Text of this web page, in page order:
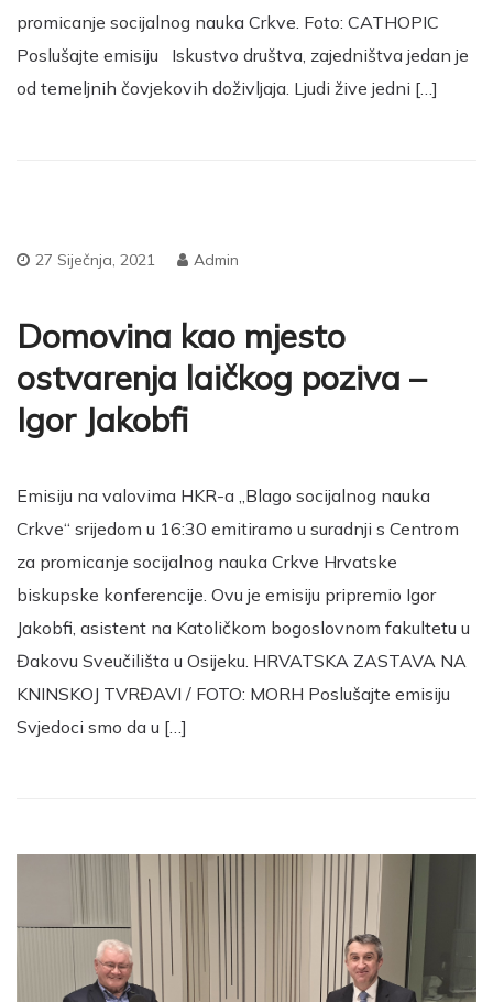
promicanje socijalnog nauka Crkve. Foto: CATHOPIC
Poslušajte emisiju Iskustvo društva, zajedništva jedan je
od temeljnih čovjekovih doživljaja. Ljudi žive jedni […]
27 Siječnja, 2021 Admin
Domovina kao mjesto
ostvarenja laičkog poziva –
Igor Jakobfi
Emisiju na valovima HKR-a „Blago socijalnog nauka
Crkve“ srijedom u 16:30 emitiramo u suradnji s Centrom
za promicanje socijalnog nauka Crkve Hrvatske
biskupske konferencije. Ovu je emisiju pripremio Igor
Jakobfi, asistent na Katoličkom bogoslovnom fakultetu u
Đakovu Sveučilišta u Osijeku. HRVATSKA ZASTAVA NA
KNINSKOJ TVRĐAVI / FOTO: MORH Poslušajte emisiju
Svjedoci smo da u […]